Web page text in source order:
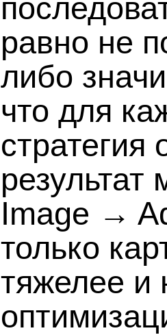
равно не
либо
что для
Image →
только
тяжелее и